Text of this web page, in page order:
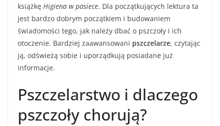
książkę Higiena w pasiece. Dla początkujących lektura ta
jest bardzo dobrym początkiem i budowaniem
świadomości tego, jak należy dbać o pszczoły i ich
otoczenie. Bardziej zaawansowani pszczelarze, czytając
ją, odświeżą sobie i uporządkują posiadane już
informacje.
Pszczelarstwo i dlaczego
pszczoły chorują?